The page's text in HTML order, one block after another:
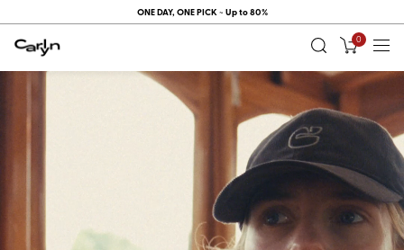
ONE DAY, ONE PICK ~ Up to 80%
0